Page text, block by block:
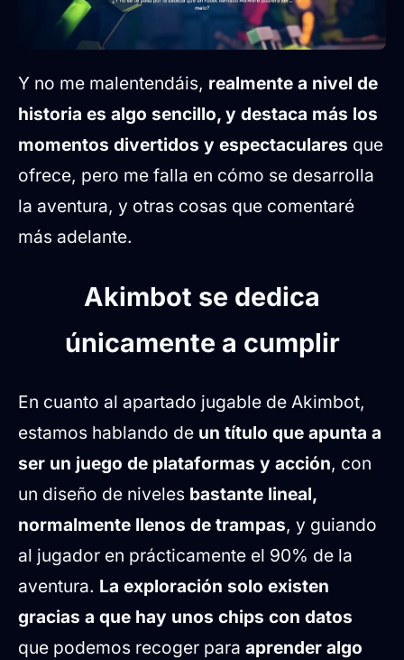
Y no me malentendáis, realmente a nivel de
historia es algo sencillo, y destaca más los
momentos divertidos y espectaculares que
ofrece, pero me falla en cómo se desarrolla
la aventura, y otras cosas que comentaré
más adelante.
Akimbot se dedica
únicamente a cumplir
En cuanto al apartado jugable de Akimbot,
estamos hablando de un título que apunta a
ser un juego de plataformas y acción, con
un diseño de niveles bastante lineal,
normalmente llenos de trampas, y guiando
al jugador en prácticamente el 90% de la
aventura. La exploración solo existen
gracias a que hay unos chips con datos
que podemos recoger para aprender algo